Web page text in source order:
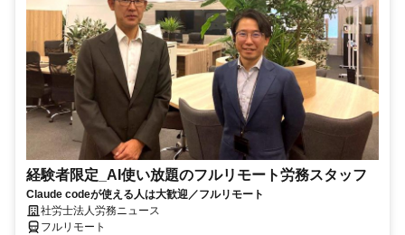
経験者限定_AI使い放題のフルリモート労務スタッフ
Claude codeが使える人は大歓迎／フルリモート
社労士法人労務ニュース
フルリモート